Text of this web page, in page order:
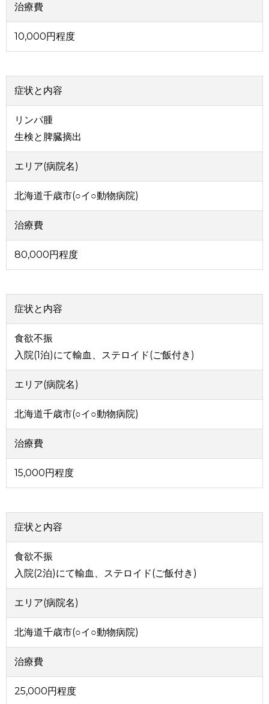
治療費
10,000円程度
症状と内容
リンパ腫
生検と脾臓摘出
エリア(病院名)
北海道千歳市(○イ○動物病院)
治療費
80,000円程度
症状と内容
食欲不振
入院(1泊)にて輸血、ステロイド(ご飯付き)
エリア(病院名)
北海道千歳市(○イ○動物病院)
治療費
15,000円程度
症状と内容
食欲不振
入院(2泊)にて輸血、ステロイド(ご飯付き)
エリア(病院名)
北海道千歳市(○イ○動物病院)
治療費
25,000円程度